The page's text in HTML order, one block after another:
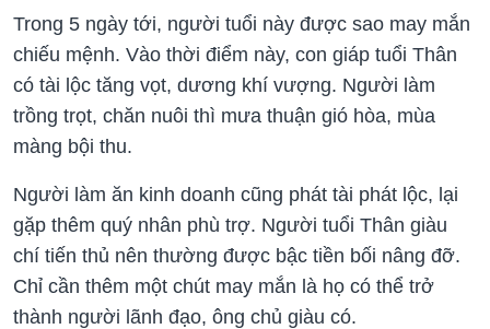
Trong 5 ngày tới, người tuổi này được sao may mắn
chiếu mệnh. Vào thời điểm này, con giáp tuổi Thân
có tài lộc tăng vọt, dương khí vượng. Người làm
trồng trọt, chăn nuôi thì mưa thuận gió hòa, mùa
màng bội thu.
Người làm ăn kinh doanh cũng phát tài phát lộc, lại
gặp thêm quý nhân phù trợ. Người tuổi Thân giàu
chí tiến thủ nên thường được bậc tiền bối nâng đỡ.
Chỉ cần thêm một chút may mắn là họ có thể trở
thành người lãnh đạo, ông chủ giàu có.